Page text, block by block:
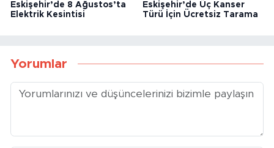
Eskişehir’de 8 Ağustos’ta
Elektrik Kesintisi
Eskişehir’de Üç Kanser
Türü İçin Ücretsiz Tarama
Yorumlar